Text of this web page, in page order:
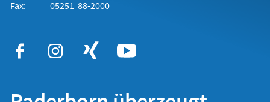
Fax:
05251 88-2000